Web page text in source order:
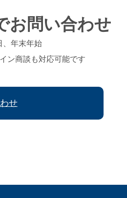
お問い合わせ
、年末年始
ン商談も対応可能です
せ